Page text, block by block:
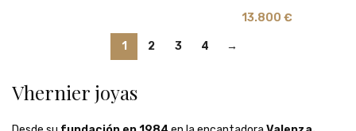
13.800 €
1 2 3 4 →
Vhernier joyas